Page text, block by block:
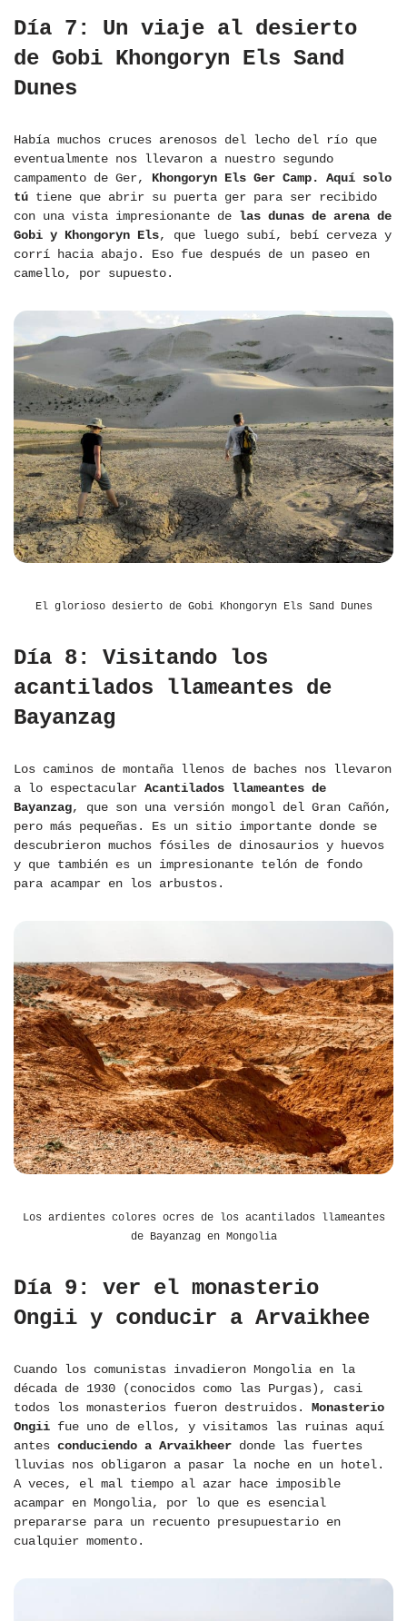
Día 7: Un viaje al desierto
de Gobi Khongoryn Els Sand
Dunes
Había muchos cruces arenosos del lecho del río que
eventualmente nos llevaron a nuestro segundo
campamento de Ger, Khongoryn Els Ger Camp. Aquí solo
tú tiene que abrir su puerta ger para ser recibido
con una vista impresionante de las dunas de arena de
Gobi y Khongoryn Els, que luego subí, bebí cerveza y
corrí hacia abajo. Eso fue después de un paseo en
camello, por supuesto.
El glorioso desierto de Gobi Khongoryn Els Sand Dunes
Día 8: Visitando los
acantilados llameantes de
Bayanzag
Los caminos de montaña llenos de baches nos llevaron
a lo espectacular Acantilados llameantes de
Bayanzag, que son una versión mongol del Gran Cañón,
pero más pequeñas. Es un sitio importante donde se
descubrieron muchos fósiles de dinosaurios y huevos
y que también es un impresionante telón de fondo
para acampar en los arbustos.
Los ardientes colores ocres de los acantilados llameantes
de Bayanzag en Mongolia
Día 9: ver el monasterio
Ongii y conducir a Arvaikhee
Cuando los comunistas invadieron Mongolia en la
década de 1930 (conocidos como las Purgas), casi
todos los monasterios fueron destruidos. Monasterio
Ongii fue uno de ellos, y visitamos las ruinas aquí
antes conduciendo a Arvaikheer donde las fuertes
lluvias nos obligaron a pasar la noche en un hotel.
A veces, el mal tiempo al azar hace imposible
acampar en Mongolia, por lo que es esencial
prepararse para un recuento presupuestario en
cualquier momento.